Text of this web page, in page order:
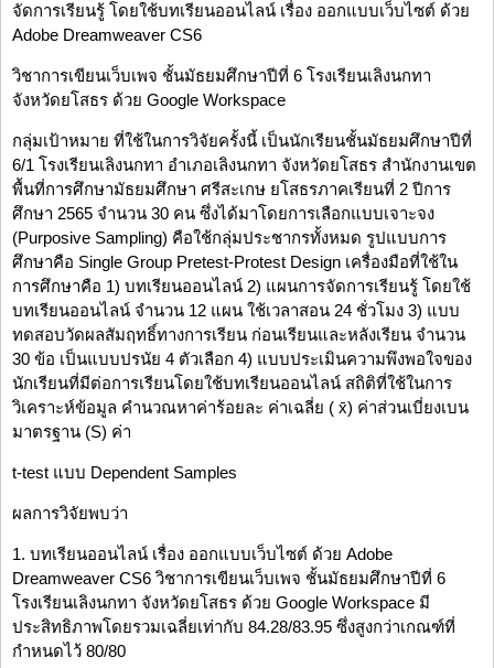
จัดการเรียนรู้ โดยใช้บทเรียนออนไลน์ เรื่อง ออกแบบเว็บไซต์ ด้วย
Adobe Dreamweaver CS6
วิชาการเขียนเว็บเพจ ชั้นมัธยมศึกษาปีที่ 6 โรงเรียนเลิงนกทา
จังหวัดยโสธร ด้วย Google Workspace
กลุ่มเป้าหมาย ที่ใช้ในการวิจัยครั้งนี้ เป็นนักเรียนชั้นมัธยมศึกษาปีที่
6/1 โรงเรียนเลิงนกทา อำเภอเลิงนกทา จังหวัดยโสธร สำนักงานเขต
พื้นที่การศึกษามัธยมศึกษา ศรีสะเกษ ยโสธรภาคเรียนที่ 2 ปีการ
ศึกษา 2565 จำนวน 30 คน ซึ่งได้มาโดยการเลือกแบบเจาะจง
(Purposive Sampling) คือใช้กลุ่มประชากรทั้งหมด รูปแบบการ
ศึกษาคือ Single Group Pretest-Protest Design เครื่องมือที่ใช้ใน
การศึกษาคือ 1) บทเรียนออนไลน์ 2) แผนการจัดการเรียนรู้ โดยใช้
บทเรียนออนไลน์ จำนวน 12 แผน ใช้เวลาสอน 24 ชั่วโมง 3) แบบ
ทดสอบวัดผลสัมฤทธิ์ทางการเรียน ก่อนเรียนและหลังเรียน จำนวน
30 ข้อ เป็นแบบปรนัย 4 ตัวเลือก 4) แบบประเมินความพึงพอใจของ
นักเรียนที่มีต่อการเรียนโดยใช้บทเรียนออนไลน์ สถิติที่ใช้ในการ
วิเคราะห์ข้อมูล คำนวณหาค่าร้อยละ ค่าเฉลี่ย ( x̄) ค่าส่วนเบี่ยงเบน
มาตรฐาน (S) ค่า
t-test แบบ Dependent Samples
ผลการวิจัยพบว่า
1. บทเรียนออนไลน์ เรื่อง ออกแบบเว็บไซต์ ด้วย Adobe
Dreamweaver CS6 วิชาการเขียนเว็บเพจ ชั้นมัธยมศึกษาปีที่ 6
โรงเรียนเลิงนกทา จังหวัดยโสธร ด้วย Google Workspace มี
ประสิทธิภาพโดยรวมเฉลี่ยเท่ากับ 84.28/83.95 ซึ่งสูงกว่าเกณฑ์ที่
กำหนดไว้ 80/80